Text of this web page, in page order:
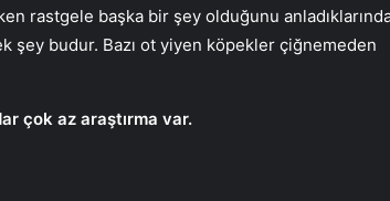
rastgele başka bir şey olduğunu
şey budur. Bazı ot yiyen köpekler çiğnemeden
çok az araştırma var.